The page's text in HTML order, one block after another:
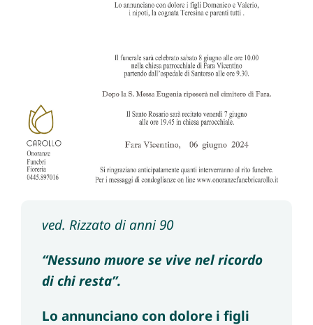
ved. Rizzato di anni 90
“Nessuno muore se vive nel ricordo
di chi resta”.
Lo annunciano con dolore i figli